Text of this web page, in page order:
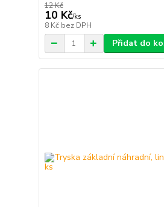
12 Kč
10 Kč/ks
8 Kč bez DPH
Přidat do